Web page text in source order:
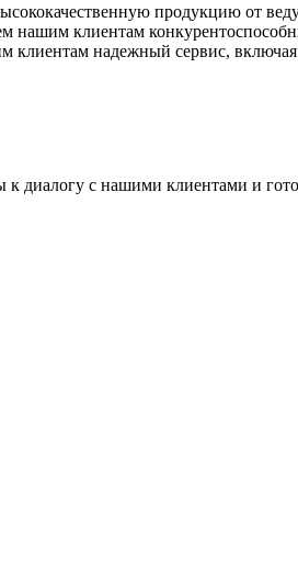
продукцию от
нашим клиентам
клиентам надежный сервис,
к диалогу с нашими клиентами и